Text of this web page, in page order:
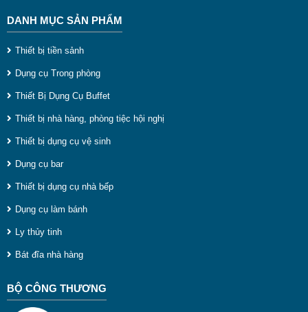
DANH MỤC SẢN PHẨM
Thiết bị tiền sảnh
Dụng cụ Trong phòng
Thiết Bị Dụng Cụ Buffet
Thiết bị nhà hàng, phòng tiệc hội nghị
Thiết bị dụng cụ vệ sinh
Dụng cụ bar
Thiết bị dụng cụ nhà bếp
Dụng cụ làm bánh
Ly thủy tinh
Bát đĩa nhà hàng
BỘ CÔNG THƯƠNG